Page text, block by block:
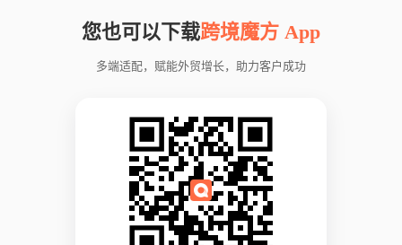
您也可以下载跨境魔方 App
多端适配，赋能外贸增长，助力客户成功